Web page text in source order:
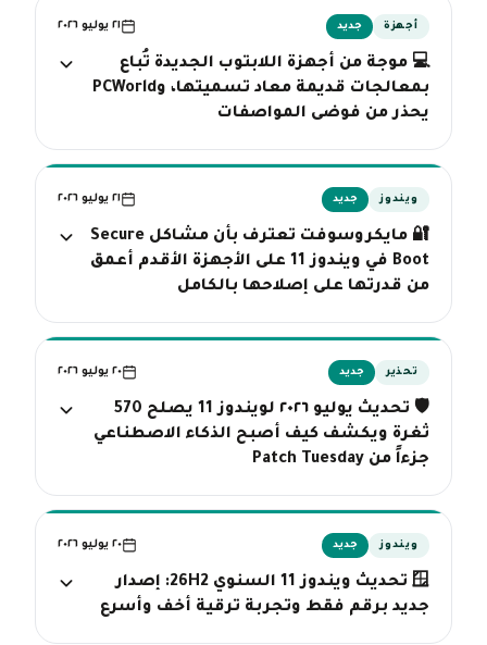
أجهزة جديد ٢١ يوليو ٢٠٢٦
💻 موجة من أجهزة اللابتوب الجديدة تُباع
بمعالجات قديمة معاد تسميتها، وPCWorld
يحذر من فوضى المواصفات
ويندوز جديد ٢١ يوليو ٢٠٢٦
🔐 مايكروسوفت تعترف بأن مشاكل Secure
Boot في ويندوز 11 على الأجهزة الأقدم أعمق
من قدرتها على إصلاحها بالكامل
تحذير جديد ٢٠ يوليو ٢٠٢٦
🛡️ تحديث يوليو ٢٠٢٦ لويندوز 11 يصلح 570
ثغرة ويكشف كيف أصبح الذكاء الاصطناعي
جزءاً من Patch Tuesday
ويندوز جديد ٢٠ يوليو ٢٠٢٦
🪟 تحديث ويندوز 11 السنوي 26H2: إصدار
جديد برقم فقط وتجربة ترقية أخف وأسرع